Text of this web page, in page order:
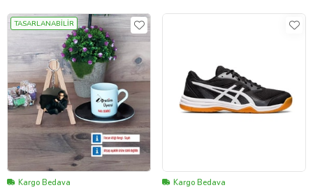
TASARLANABİLİR
Kargo Bedava Kargo Bedava